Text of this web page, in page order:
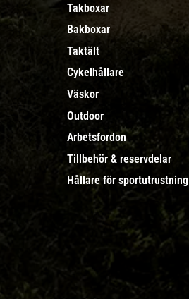
Takboxar
Bakboxar
Taktält
Cykelhållare
Väskor
Outdoor
Arbetsfordon
Tillbehör & reservdelar
Hållare för sportutrustning